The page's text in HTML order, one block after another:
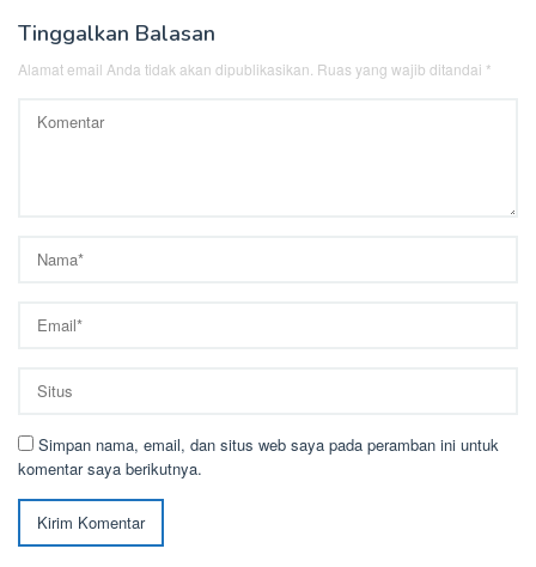
Tinggalkan Balasan
Alamat email Anda tidak akan dipublikasikan. Ruas yang wajib ditandai *
Simpan nama, email, dan situs web saya pada peramban ini untuk
komentar saya berikutnya.